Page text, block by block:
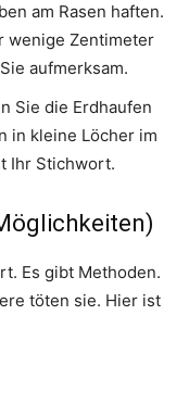
am Rasen haften.
wenige Zentimeter
aufmerksam.
Sie die Erdhaufen
in kleine Löcher im
Ihr Stichwort.
Es gibt Methoden.
töten sie. Hier ist